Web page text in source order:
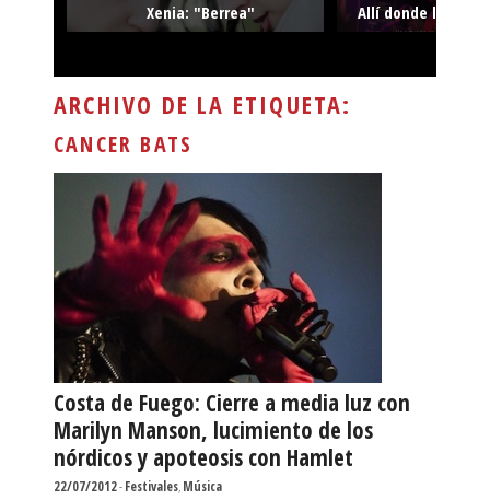
Xenia: "Berrea" Allí donde la
ARCHIVO DE LA ETIQUETA:
CANCER BATS
Costa de Fuego: Cierre a media luz con
Marilyn Manson, lucimiento de los
nórdicos y apoteosis con Hamlet
22/07/2012-Festivales,Música